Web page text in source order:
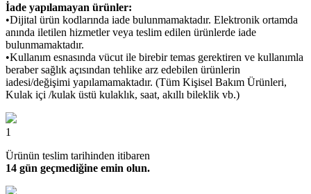
İade yapılamayan ürünler:
•Dijital ürün kodlarında iade bulunmamaktadır. Elektronik ortamda
anında iletilen hizmetler veya teslim edilen ürünlerde iade
bulunmamaktadır.
•Kullanım esnasında vücut ile birebir temas gerektiren ve kullanımla
beraber sağlık açısından tehlike arz edebilen ürünlerin
iadesi/değişimi yapılamamaktadır. (Tüm Kişisel Bakım Ürünleri,
Kulak içi /kulak üstü kulaklık, saat, akıllı bileklik vb.)
1
Ürünün teslim tarihinden itibaren
14 gün geçmediğine emin olun.